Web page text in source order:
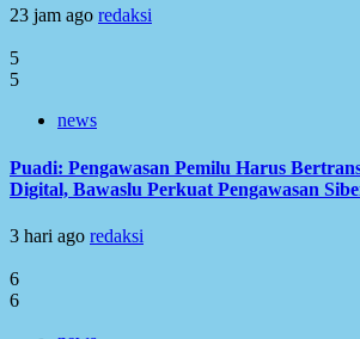
23 jam ago redaksi
5
5
news
Puadi: Pengawasan Pemilu Harus
Digital, Bawaslu Perkuat Pengawasan
3 hari ago redaksi
6
6